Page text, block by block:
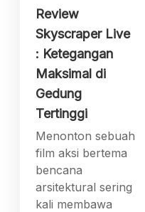
Review
Skyscraper Live
: Ketegangan
Maksimal di
Gedung
Tertinggi
Menonton sebuah
film aksi bertema
bencana
arsitektural sering
kali membawa